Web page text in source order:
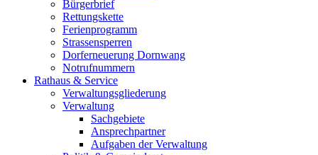
Bürgerbrief
Rettungskette
Ferienprogramm
Strassensperren
Dorferneuerung Dornwang
Notrufnummern
Rathaus & Service
Verwaltungsgliederung
Verwaltung
Sachgebiete
Ansprechpartner
Aufgaben der Verwaltung